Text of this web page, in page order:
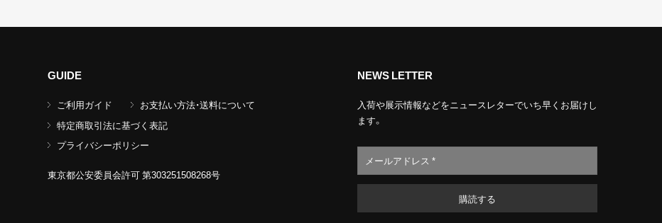
GUIDE
ご利用ガイド
お支払い方法・送料について
特定商取引法に基づく表記
プライバシーポリシー
東京都公安委員会許可 第303251508268号
NEWS LETTER
入荷や展示情報などをニュースレターでいち早くお届けし
ます。